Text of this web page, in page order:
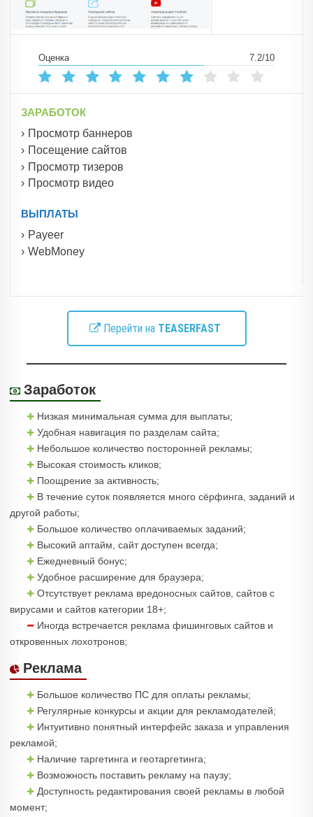
Оценка 7.2/10
ЗАРАБОТОК
Просмотр баннеров
Посещение сайтов
Просмотр тизеров
Просмотр видео
ВЫПЛАТЫ
Payeer
WebMoney
Перейти на TEASERFAST
Заработок
Низкая минимальная сумма для выплаты;
Удобная навигация по разделам сайта;
Небольшое количество посторонней рекламы;
Высокая стоимость кликов;
Поощрение за активность;
В течение суток появляется много сёрфинга, заданий и
другой работы;
Большое количество оплачиваемых заданий;
Высокий аптайм, сайт доступен всегда;
Ежедневный бонус;
Удобное расширение для браузера;
Отсутствует реклама вредоносных сайтов, сайтов с
вирусами и сайтов категории 18+;
Иногда встречается реклама фишинговых сайтов и
откровенных лохотронов;
Реклама
Большое количество ПС для оплаты рекламы;
Регулярные конкурсы и акции для рекламодателей;
Интуитивно понятный интерфейс заказа и управления
рекламой;
Наличие таргетинга и геотаргетинга;
Возможность поставить рекламу на паузу;
Доступность редактирования своей рекламы в любой
момент;